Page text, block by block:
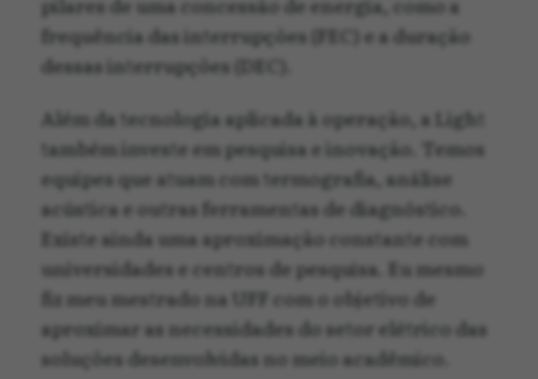
frequência das interrupções (FEC) e a duração
dessas interrupções (DEC).
Além da tecnologia aplicada à operação, a Light
também investe em pesquisa e inovação. Temos
equipes que atuam com termografia, análise
acústica e outras ferramentas de diagnóstico.
Existe ainda uma aproximação constante com
universidades e centros de pesquisa. Eu mesmo
fiz meu mestrado na UFF com o objetivo de
aproximar as necessidades do setor elétrico das
soluções desenvolvidas no meio acadêmico.